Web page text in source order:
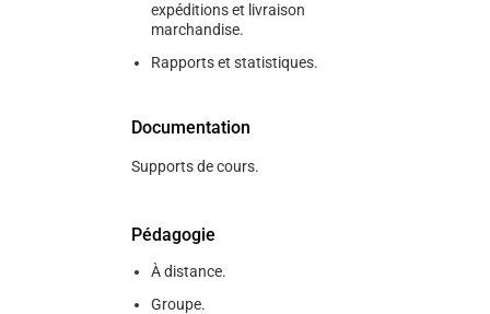
expéditions et livraison
marchandise.
Rapports et statistiques.
Documentation
Supports de cours.
Pédagogie
À distance.
Groupe.